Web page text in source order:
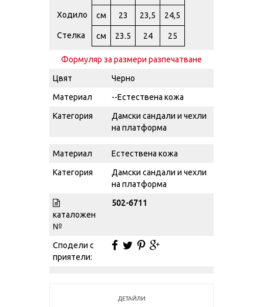
Ходило см 23 23,5 24,5
Стелка см 23.5 24 25
Формуляр за размери разпечатване
Цвят
Черно
Материал
--Естествена кожа
Категория
Дамски сандали и чехли
на платформа
Материал
Естествена кожа
Категория
Дамски сандали и чехли
на платформа
каталожен
№
502-6711
Сподели с
приятели:
ДЕТАЙЛИ